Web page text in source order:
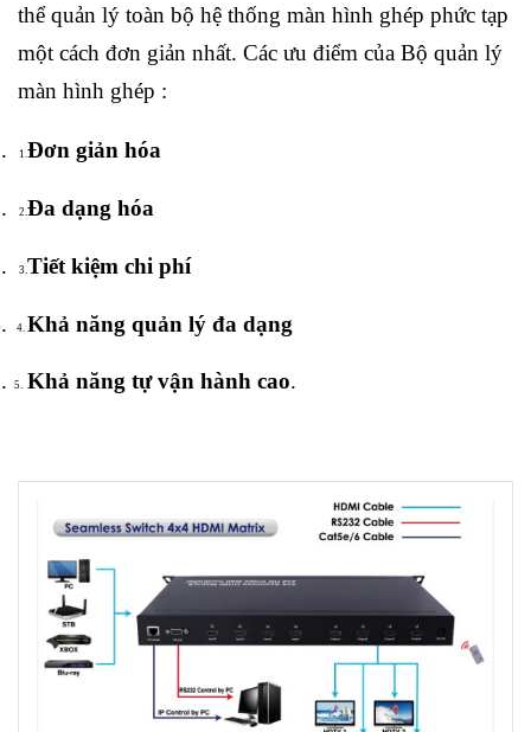
thể quản lý toàn bộ hệ thống màn hình ghép phức tạp
một cách đơn giản nhất. Các ưu điểm của Bộ quản lý
màn hình ghép :
1.Đơn giản hóa
2.Đa dạng hóa
3. Tiết kiệm chi phí
4. Khả năng quản lý đa dạng
5. Khả năng tự vận hành cao.